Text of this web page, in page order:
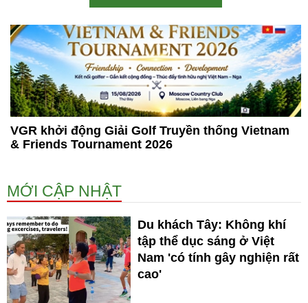
VGR khởi động Giải Golf Truyền thống Vietnam
& Friends Tournament 2026
MỚI CẬP NHẬT
Du khách Tây: Không khí
tập thể dục sáng ở Việt
Nam 'có tính gây nghiện rất
cao'